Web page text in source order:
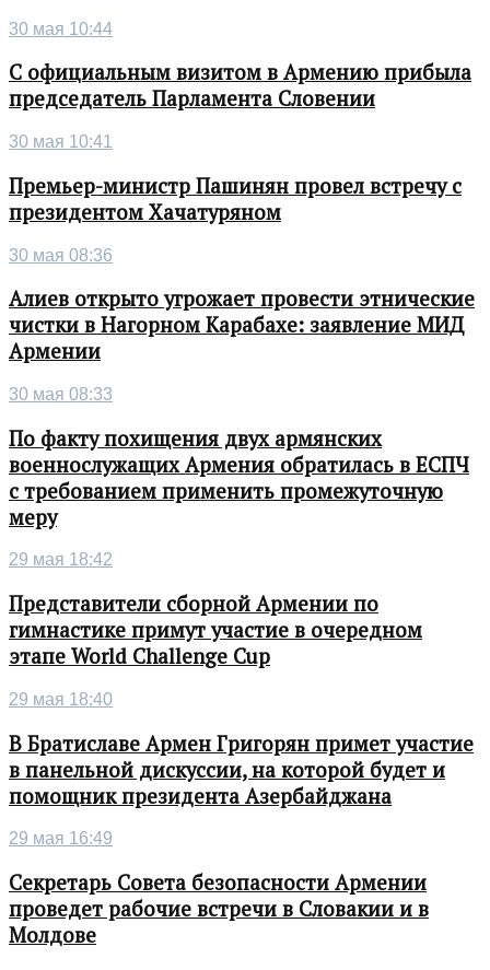
30 мая 10:44
С официальным визитом в Армению прибыла
председатель Парламента Словении
30 мая 10:41
Премьер-министр Пашинян провел встречу с
президентом Хачатуряном
30 мая 08:36
Алиев открыто угрожает провести этнические
чистки в Нагорном Карабахе: заявление МИД
Армении
30 мая 08:33
По факту похищения двух армянских
военнослужащих Армения обратилась в ЕСПЧ
с требованием применить промежуточную
меру
29 мая 18:42
Представители сборной Армении по
гимнастике примут участие в очередном
этапе World Challenge Cup
29 мая 18:40
В Братиславе Армен Григорян примет участие
в панельной дискуссии, на которой будет и
помощник президента Азербайджана
29 мая 16:49
Секретарь Совета безопасности Армении
проведет рабочие встречи в Словакии и в
Молдове